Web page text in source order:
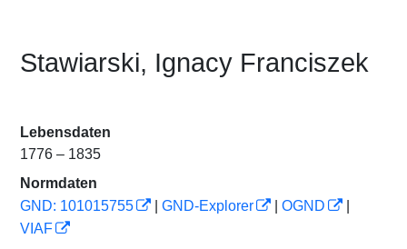
Stawiarski, Ignacy Franciszek
Lebensdaten
1776 – 1835
Normdaten
GND: 101015755
GND-Explorer OGND
VIAF